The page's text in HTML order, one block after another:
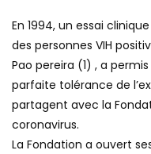
En 1994, un essai
des personnes VIH
Pao pereira (1) , a
parfaite tolérance de
partagent avec la
coronavirus.
La Fondation a ouvert